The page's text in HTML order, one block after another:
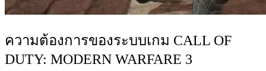
ความต้องการของระบบเกม CALL OF
DUTY: MODERN WARFARE 3